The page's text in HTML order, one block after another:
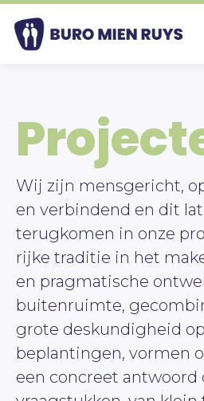
Ga
naar
Wij zijn mensgericht,
en verbindend en dit
terugkomen in onze
rijke traditie in het
en pragmatische
buitenruimte,
grote deskundigheid
beplantingen, vormen
een concreet